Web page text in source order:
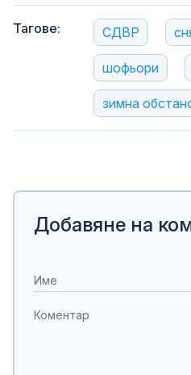
Тагове: СДВР
шофьори
зимна
Добавяне на